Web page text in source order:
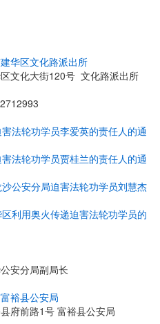
华区文化路派出所
文化大街120号 文化路派出所
法轮功学员李爱英的责任人的通
法轮功学员贾桂兰的责任人的通
公安分局迫害法轮功学员刘慧杰
利用奥火传递迫害法轮功学员的
安分局副局长
裕县公安局
府前路1号 富裕县公安局